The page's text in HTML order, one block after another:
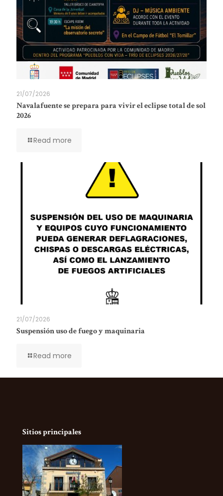
21/07/2026
Navalafuente se prepara para vivir el eclipse total de sol
2026
Read more
21/07/2026
Suspensión uso de fuego y maquinaria
Read more
Sitios principales